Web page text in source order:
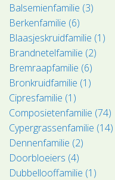
Balsemienfamilie (3)
Berkenfamilie (6)
Blaasjeskruidfamilie (1)
Brandnetelfamilie (2)
Bremraapfamilie (6)
Bronkruidfamilie (1)
Cipresfamilie (1)
Composietenfamilie (74)
Cypergrassenfamilie (14)
Dennenfamilie (2)
Doorbloeiers (4)
Dubbellooffamilie (1)